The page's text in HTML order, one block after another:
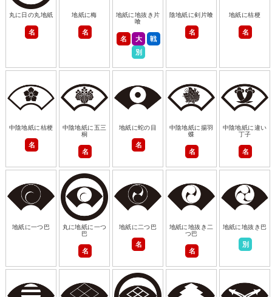
丸に日の丸地紙
名
地紙に梅
名
地紙に地抜き片
喰
名 大
戦
別
陰地紙に剣片喰
名
地紙に桔梗
名
中陰地紙に桔梗
名
中陰地紙に五三
桐
名
地紙に蛇の目
名
中陰地紙に揚羽
蝶
名
中陰地紙に違い
丁子
名
地紙に一つ巴
丸に地紙に一つ
巴
名
地紙に二つ巴
名
地紙に地抜き二
つ巴
名
地紙に地抜き巴
別